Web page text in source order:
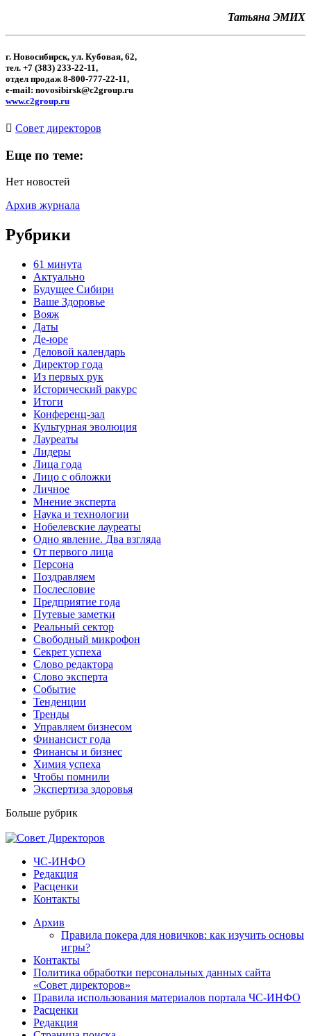
Татьяна ЭМИХ
г. Новосибирск, ул. Кубовая, 62,
тел. +7 (383) 233-22-11,
отдел продаж 8-800-777-22-11,
e-mail: novosibirsk@c2group.ru
www.c2group.ru
Cовет директоров
Еще по теме:
Нет новостей
Архив журнала
Рубрики
61 минута
Актуально
Будущее Сибири
Ваше Здоровье
Вояж
Даты
Де-юре
Деловой календарь
Директор года
Из первых рук
Исторический ракурс
Итоги
Конференц-зал
Культурная эволюция
Лауреаты
Лидеры
Лица года
Лицо с обложки
Личное
Мнение эксперта
Наука и технологии
Нобелевские лауреаты
Одно явление. Два взгляда
От первого лица
Персона
Поздравляем
Послесловие
Предприятие года
Путевые заметки
Реальный сектор
Свободный микрофон
Секрет успеха
Слово редактора
Слово эксперта
Событие
Тенденции
Тренды
Управляем бизнесом
Финансист года
Финансы и бизнес
Химия успеха
Чтобы помнили
Экспертиза здоровья
Больше рубрик
ЧС-ИНФО
Редакция
Расценки
Контакты
Архив
Правила покера для новичков: как изучить основы
игры?
Контакты
Политика обработки персональных данных сайта
«Совет директоров»
Правила использования материалов портала ЧС-ИНФО
Расценки
Редакция